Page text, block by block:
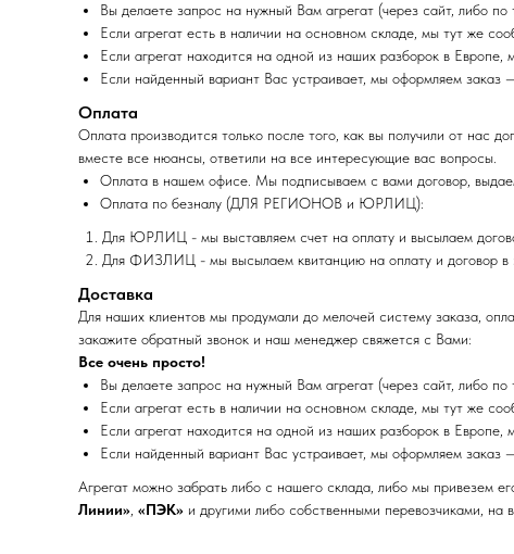
Вы делаете запрос на нужный Вам агрегат (через сайт, либо по
Если агрегат есть в наличии на основном складе, мы тут же
Если агрегат находится на одной из наших разборок в
Если найденный вариант Вас устраивает, мы оформляем
Оплата
Оплата производится только после того, как вы получили от нас
вместе все нюансы, ответили на все интересующие вас вопросы.
Оплата в нашем офисе. Мы подписываем с вами договор,
Оплата по безналу (ДЛЯ РЕГИОНОВ и ЮРЛИЦ):
Для ЮРЛИЦ - мы выставляем счет на оплату и высылаем
Для ФИЗЛИЦ - мы высылаем квитанцию на оплату и договор в
Доставка
Для наших клиентов мы продумали до мелочей систему заказа,
закажите обратный звонок и наш менеджер свяжется с Вами:
Все очень просто!
Вы делаете запрос на нужный Вам агрегат (через сайт, либо по
Если агрегат есть в наличии на основном складе, мы тут же
Если агрегат находится на одной из наших разборок в
Если найденный вариант Вас устраивает, мы оформляем
Агрегат можно забрать либо с нашего склада, либо мы привезем
Линии» «ПЭК» и другими либо собственными перевозчиками,